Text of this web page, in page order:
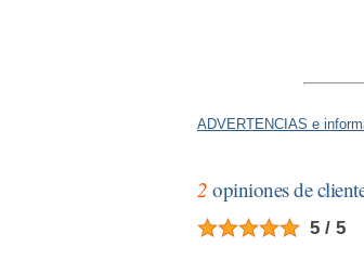
ADVERTENCIAS e
2 opiniones de
5 / 5